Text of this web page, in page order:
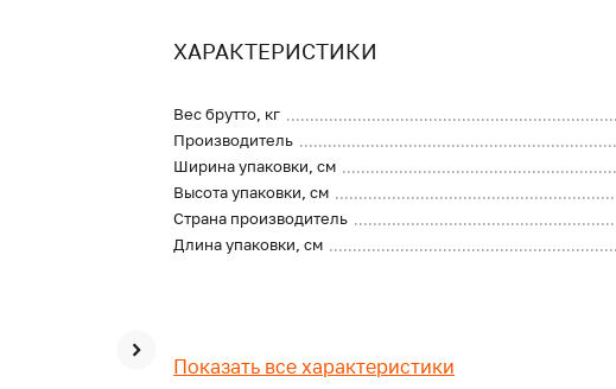
ХАРАКТЕРИСТИКИ
Вес брутто, кг
Производитель
Ширина упаковки, см
Высота упаковки, см
Страна производитель
Длина упаковки, см
Показать все характеристики